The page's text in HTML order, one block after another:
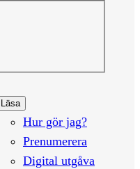
Läsa
Hur gör jag?
Prenumerera
Digital utgåva